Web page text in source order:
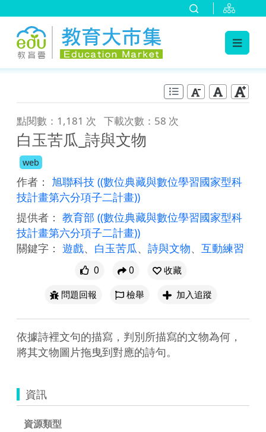
點閱數：1,181 次 下載次數：58 次
白玉苦瓜_詩與文物
web
作者： 旭聯科技 ((數位典藏與數位學習國家型科
技計畫第六分項子二計畫))
提供者： 教育部 ((數位典藏與數位學習國家型科
技計畫第六分項子二計畫))
關鍵字： 遊戲、 白玉苦瓜、 詩與文物、 互動練習
0 0
收藏
問題回報
檢舉 加入追蹤
依據詩裡文句的描寫，判別所描寫的文物為何，
將其文物圖片拖曳到對應的詩句。
資訊
資源類型